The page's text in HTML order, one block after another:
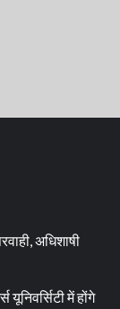
अधिशाषी
यूनिवर्सिटी में होंगे